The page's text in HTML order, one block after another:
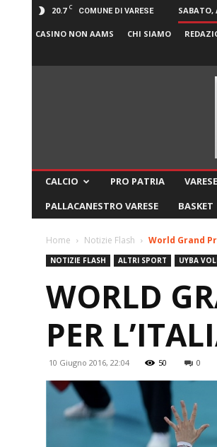
20.7 C COMUNE DI VARESE SABATO,
CASINO NON AAMS CHI SIAMO
CALCIO PRO PATRIA
PALLACANESTRO VARESE
BASKET
Home Notizie Flash World Grand
NOTIZIE FLASH ALTRI SPORT UYBA
WORLD
PER
10 Giugno 2016, 22:04 50 0